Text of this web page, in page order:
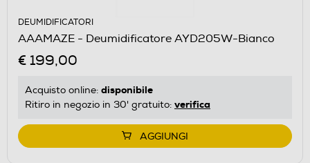
DEUMIDIFICATORI
AAAMAZE - Deumidificatore AYD205W-Bianco
€ 199,00
Acquisto online: disponibile
Ritiro in negozio in 30' gratuito: verifica
AGGIUNGI